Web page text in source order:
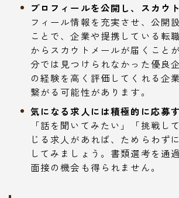
プロフィールを公開し、スカウ
フィール情報を充実させ、公開
ことで、企業や提携している転
からスカウトメールが届くこと
分では見つけられなかった優良
の経験を高く評価してくれる企
繋がる可能性があります。
気になる求人には積極的に応募
「話を聞いてみたい」「挑戦し
じる求人があれば、ためらわず
してみましょう。書類選考を通
面接の機会も得られません。